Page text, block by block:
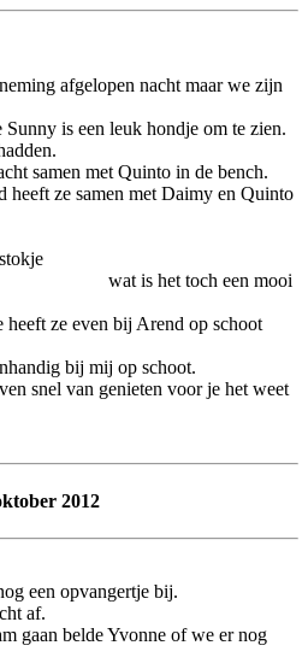
afgelopen nacht maar we zijn
is een leuk hondje om te zien.
samen met Quinto in de bench.
heeft ze samen met Daimy en Quinto
het toch een mooi
heeft ze even bij Arend op schoot
bij mij op schoot.
snel van genieten voor je het weet
2012
een opvangertje bij.
af.
gaan belde Yvonne of we er nog